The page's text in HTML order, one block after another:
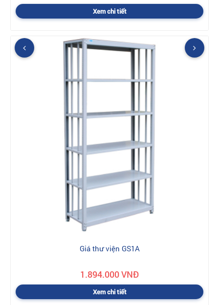
Xem chi tiết
Giá thư viện GS1A
1.894.000 VNĐ
Xem chi tiết